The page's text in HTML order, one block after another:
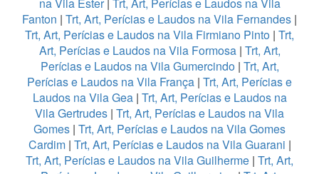
na Vila Ester| Trt, Art, Perícias e Laudos na Vila
Fanton | Trt, Art, Perícias e Laudos na Vila Fernandes |
Trt, Art, Perícias e Laudos na Vila Firmiano Pinto | Trt,
Art, Perícias e Laudos na Vila Formosa| Trt, Art,
Perícias e Laudos na Vila Gumercindo| Trt, Art,
Perícias e Laudos na Vila França | Trt, Art, Perícias e
Laudos na Vila Gea| Trt, Art, Perícias e Laudos na
Vila Gertrudes | Trt, Art, Perícias e Laudos na Vila
Gomes | Trt, Art, Perícias e Laudos na Vila Gomes
Cardim| Trt, Art, Perícias e Laudos na Vila Guarani |
Trt, Art, Perícias e Laudos na Vila Guilherme | Trt, Art,